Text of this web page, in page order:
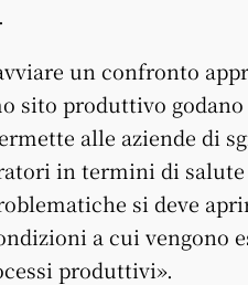
un confronto
sito produttivo
alle aziende di
in termini di salute
si deve
a cui vengono
produttivi».